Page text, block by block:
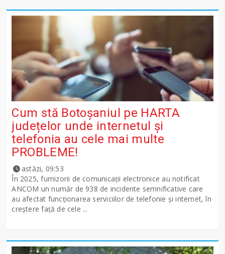
Cum stă Botoșaniul pe HARTA
județelor unde internetul și
telefonia au cele mai multe
PROBLEME!
astăzi, 09:53
În 2025, furnizorii de comunicații electronice au notificat
ANCOM un număr de 938 de incidente semnificative care
au afectat funcționarea serviciilor de telefonie și internet, în
creștere față de cele ...